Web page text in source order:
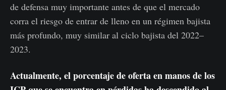
de defensa muy importante antes de que el mercado
corra el riesgo de entrar de lleno en un régimen bajista
más profundo, muy similar al ciclo bajista del 2022–
2023.
Actualmente, el porcentaje de oferta en manos de los